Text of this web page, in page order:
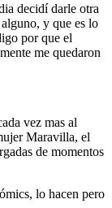
decidí darle otra
y que es lo
por que el
me quedaron
vez mas al
Maravilla, el
de momentos
lo hacen pero